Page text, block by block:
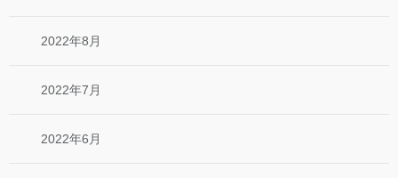
2022年8月
2022年7月
2022年6月